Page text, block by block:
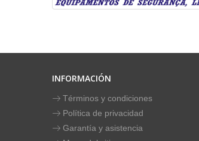
INFORMACIÓN
Términos y condiciones
Política de privacidad
Garantía y asistencia